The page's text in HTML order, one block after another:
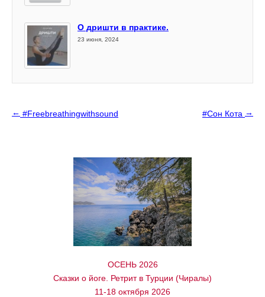
О дришти в практике.
23 июня, 2024
← #Freebreathingwithsound #Сон Кота →
ОСЕНЬ 2026
Сказки о йоге. Ретрит в Турции (Чиралы)
11-18 октября 2026